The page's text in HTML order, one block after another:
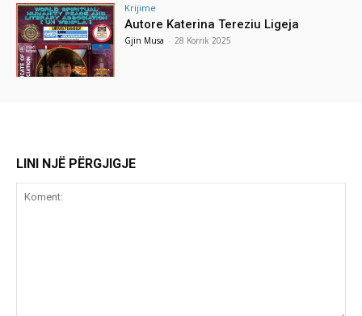
Krijime
Autore Katerina Tereziu Ligeja
Gjin Musa - 28 Korrik 2025
LINI NJË PËRGJIGJE